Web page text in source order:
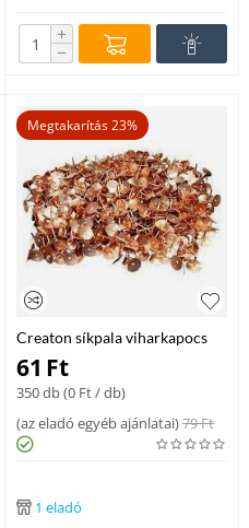
+
−
Megtakarítás 23%
Creaton síkpala viharkapocs
vörösréz,350db/doboz
61 Ft
350 db (0 Ft/ db)
(az eladó egyéb ajánlatai)79Ft
1 eladó